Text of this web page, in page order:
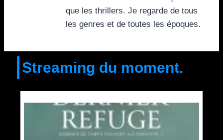
que les thrillers. Je regarde de tous
les genres et de toutes les époques.
Streaming du moment.